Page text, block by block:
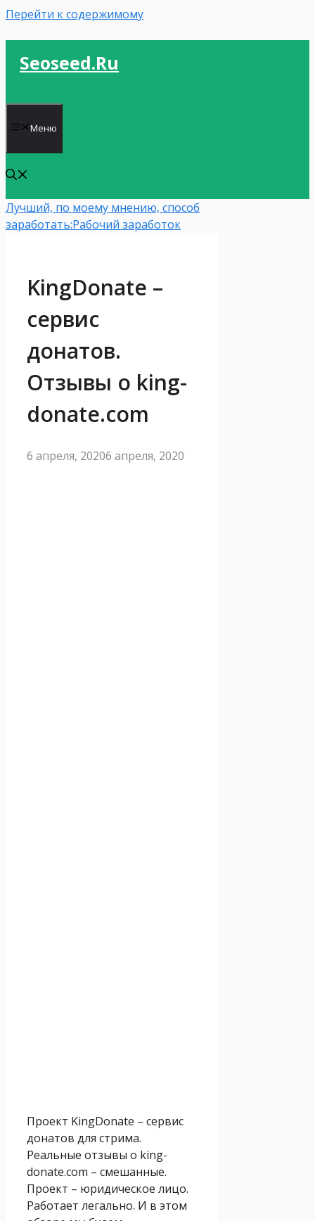
Перейти к содержимому
Seoseed.ru
Меню
Лучший, по моему мнению, способ
заработать:Рабочий заработок
KingDonate –
сервис
донатов.
Отзывы о king-
donate.com
6 апреля, 20206 апреля, 2020
Проект KingDonate – сервис
донатов для стрима.
Реальные отзывы о king-
donate.com – смешанные.
Проект – юридическое лицо.
Работает легально. И в этом